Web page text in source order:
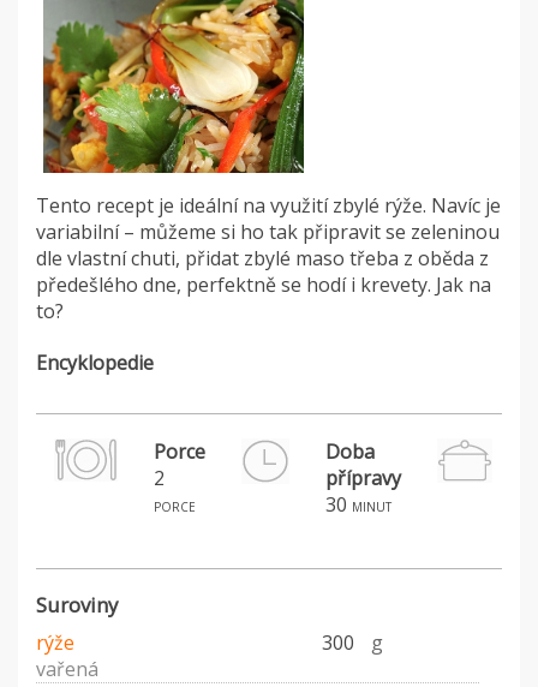
Tento recept je ideální na využití zbylé rýže. Navíc je
variabilní – můžeme si ho tak připravit se zeleninou
dle vlastní chuti, přidat zbylé maso třeba z oběda z
předešlého dne, perfektně se hodí i krevety. Jak na
to?
Encyklopedie
Porce
2
porce
Doba
přípravy
30 minut
Suroviny
rýže 300
g
vařená